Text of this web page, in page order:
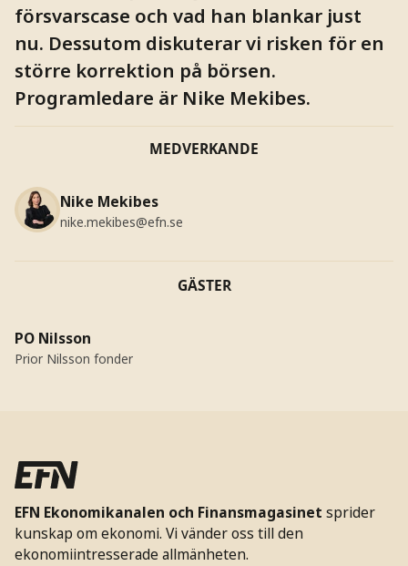
försvarscase och vad han blankar just
nu. Dessutom diskuterar vi risken för en
större korrektion på börsen.
Programledare är Nike Mekibes.
MEDVERKANDE
Nike Mekibes
nike.mekibes@efn.se
GÄSTER
PO Nilsson
Prior Nilsson fonder
EFN Ekonomikanalen och Finansmagasinet sprider
kunskap om ekonomi. Vi vänder oss till den
ekonomiintresserade allmänheten.